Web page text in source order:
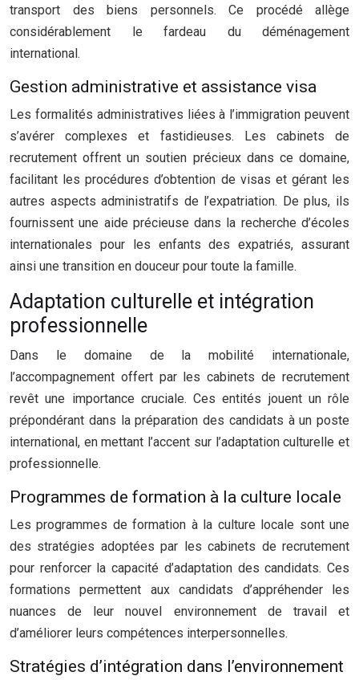
transport des biens personnels. Ce procédé allège
considérablement le fardeau du déménagement
international.
Gestion administrative et assistance visa
Les formalités administratives liées à l’immigration peuvent
s’avérer complexes et fastidieuses. Les cabinets de
recrutement offrent un soutien précieux dans ce domaine,
facilitant les procédures d’obtention de visas et gérant les
autres aspects administratifs de l’expatriation. De plus, ils
fournissent une aide précieuse dans la recherche d’écoles
internationales pour les enfants des expatriés, assurant
ainsi une transition en douceur pour toute la famille.
Adaptation culturelle et intégration
professionnelle
Dans le domaine de la mobilité internationale,
l’accompagnement offert par les cabinets de recrutement
revêt une importance cruciale. Ces entités jouent un rôle
prépondérant dans la préparation des candidats à un poste
international, en mettant l’accent sur l’adaptation culturelle et
professionnelle.
Programmes de formation à la culture locale
Les programmes de formation à la culture locale sont une
des stratégies adoptées par les cabinets de recrutement
pour renforcer la capacité d’adaptation des candidats. Ces
formations permettent aux candidats d’appréhender les
nuances de leur nouvel environnement de travail et
d’améliorer leurs compétences interpersonnelles.
Stratégies d’intégration dans l’environnement